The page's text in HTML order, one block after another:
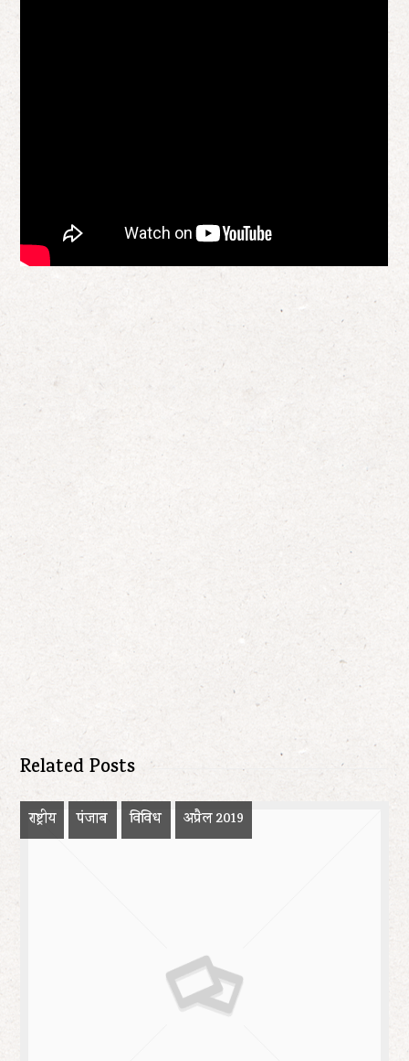
Related Posts
राष्ट्रीय पंजाब विविध अप्रैल 2019